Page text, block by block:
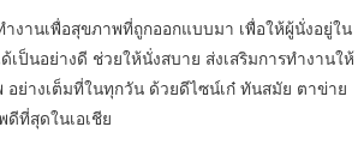
นเพื่อสุขภาพที่ถูกออกแบบมา เพื่อให้ผู้นั่งอยู่ใน
เป็นอย่างดี ช่วยให้นั่งสบาย ส่งเสริมการทำงานให้
อย่างเต็มที่ในทุกวัน ด้วยดีไซน์เก๋ ทันสมัย ตาข่าย
ที่สุดในเอเชีย